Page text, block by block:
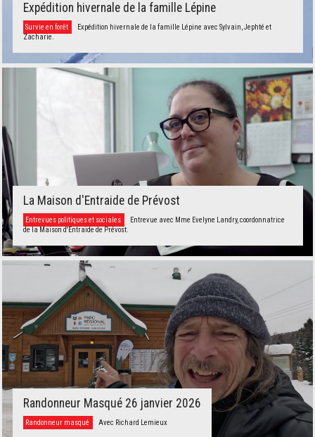
Expédition hivernale de la famille Lépine
Survie en forêt
Expédition hivernale de la famille Lépine avec Sylvain, Jephté et
Zacharie.
La Maison d'Entraide de Prévost
Entrevues politiques et sociales
Entrevue avec Mme Evelyne Landry, coordonnatrice
de la Maison d'Entraide de Prévost.
Randonneur Masqué 26 janvier 2026
Randonneur masqué Avec Richard Lemieux